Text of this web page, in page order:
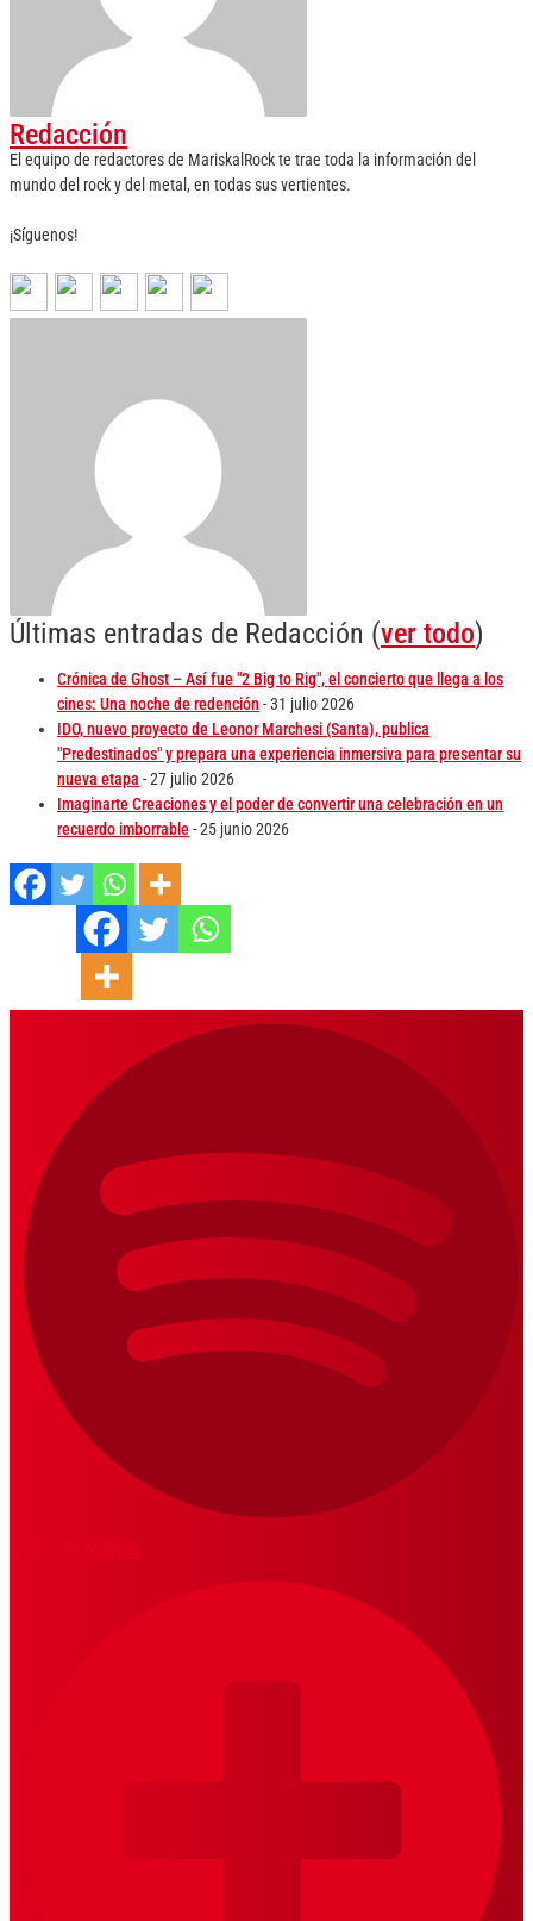
Redacción
El equipo de redactores de MariskalRock te trae toda la información del
mundo del rock y del metal, en todas sus vertientes.
¡Síguenos!
Últimas entradas de Redacción (ver todo)
Crónica de Ghost – Así fue "2 Big to Rig", el concierto que llega a los
cines: Una noche de redención - 31 julio 2026
IDO, nuevo proyecto de Leonor Marchesi (Santa), publica
"Predestinados" y prepara una experiencia inmersiva para presentar su
nueva etapa - 27 julio 2026
Imaginarte Creaciones y el poder de convertir una celebración en un
recuerdo imborrable- 25 junio 2026